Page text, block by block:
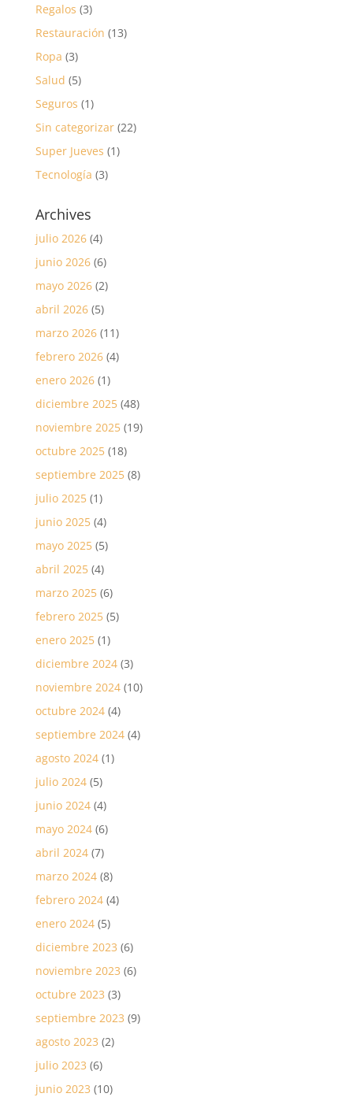
Regalos (3)
Restauración (13)
Ropa (3)
Salud (5)
Seguros (1)
Sin categorizar(22)
Super Jueves (1)
Tecnología (3)
Archives
julio 2026(4)
junio 2026(6)
mayo 2026(2)
abril 2026(5)
marzo 2026(11)
febrero 2026(4)
enero 2026(1)
diciembre 2025(48)
noviembre 2025(19)
octubre 2025(18)
septiembre 2025(8)
julio 2025(1)
junio 2025(4)
mayo 2025(5)
abril 2025(4)
marzo 2025(6)
febrero 2025(5)
enero 2025(1)
diciembre 2024(3)
noviembre 2024(10)
octubre 2024(4)
septiembre 2024(4)
agosto 2024(1)
julio 2024(5)
junio 2024(4)
mayo 2024(6)
abril 2024(7)
marzo 2024(8)
febrero 2024(4)
enero 2024(5)
diciembre 2023 (6)
noviembre 2023 (6)
octubre 2023 (3)
septiembre 2023 (9)
agosto 2023 (2)
julio 2023 (6)
junio 2023 (10)